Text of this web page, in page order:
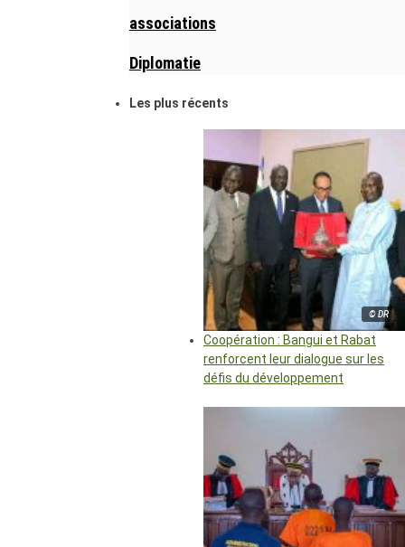
associations
Diplomatie
Les plus récents
© DR
Coopération : Bangui et Rabat
renforcent leur dialogue sur les
défis du développement